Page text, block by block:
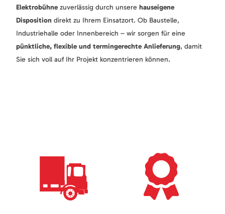
Elektrobühnezuverlässig durch unsere hauseigene
Disposition direkt zu Ihrem Einsatzort. Ob Baustelle,
Industriehalle oder Innenbereich – wir sorgen für eine
pünktliche, flexible und termingerechte Anlieferung, damit
Sie sich voll auf Ihr Projekt konzentrieren können.